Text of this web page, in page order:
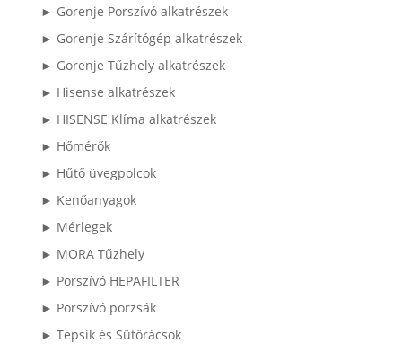
► Gorenje Porszívó alkatrészek
► Gorenje Szárítógép alkatrészek
► Gorenje Tűzhely alkatrészek
► Hisense alkatrészek
► HISENSE Klíma alkatrészek
► Hőmérők
► Hűtő üvegpolcok
► Kenőanyagok
► Mérlegek
► MORA Tűzhely
► Porszívó HEPAFILTER
► Porszívó porzsák
► Tepsik és Sütőrácsok